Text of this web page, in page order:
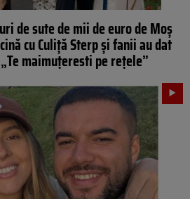
de sute de mii de euro de Moș
cu Culiță Sterp și fanii au dat
maimuțeresti pe rețele”